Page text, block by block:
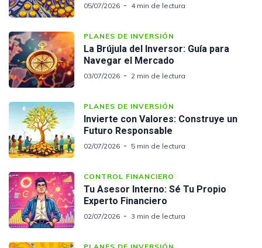
05/07/2026 4 min de lectura
PLANES DE INVERSIÓN
La Brújula del Inversor: Guía para
Navegar el Mercado
03/07/2026 2 min de lectura
PLANES DE INVERSIÓN
Invierte con Valores: Construye un
Futuro Responsable
02/07/2026 5 min de lectura
CONTROL FINANCIERO
Tu Asesor Interno: Sé Tu Propio
Experto Financiero
02/07/2026 3 min de lectura